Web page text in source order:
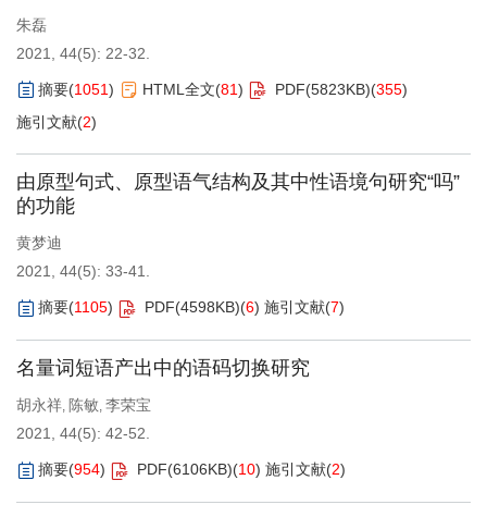
朱磊
2021, 44(5): 22-32.
摘要(1051) HTML全文(81) PDF(5823KB)(355)
施引文献(2)
由原型句式、原型语气结构及其中性语境句研究“吗”
的功能
黄梦迪
2021, 44(5): 33-41.
摘要(1105) PDF(4598KB)(6) 施引文献(7)
名量词短语产出中的语码切换研究
胡永祥, 陈敏, 李荣宝
2021, 44(5): 42-52.
摘要(954) PDF(6106KB)(10) 施引文献(2)